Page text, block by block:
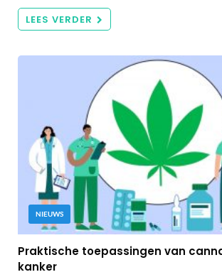
LEES VERDER
NIEUWS
Praktische toepassingen van
kanker